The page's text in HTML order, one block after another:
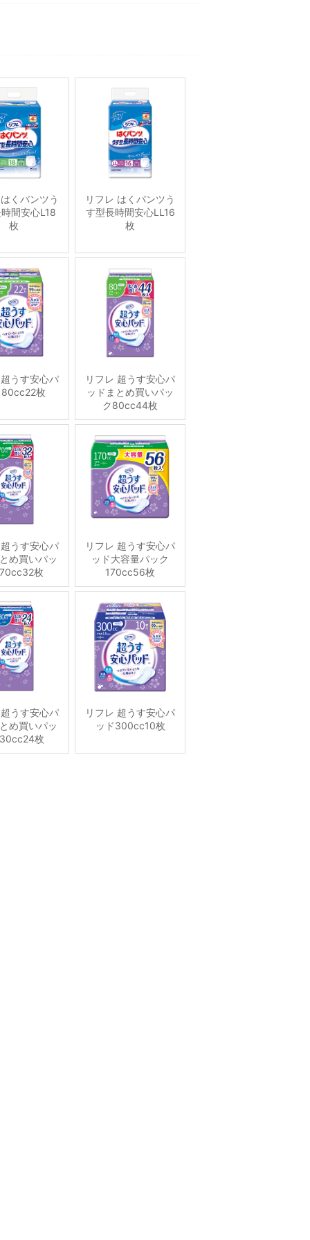
くパンツう
間安心L18
枚
リフレ はくパンツう
す型長時間安心LL16
枚
うす安心パ
80cc22枚
リフレ 超うす安心パ
ッドまとめ買いパッ
ク80cc44枚
うす安心パ
め買いパッ
枚
リフレ 超うす安心パ
ッド大容量パック
170cc56枚
うす安心パ
め買いパッ
枚
リフレ 超うす安心パ
ッド300cc10枚